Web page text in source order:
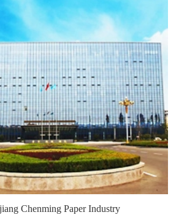
Chenming Paper Industry